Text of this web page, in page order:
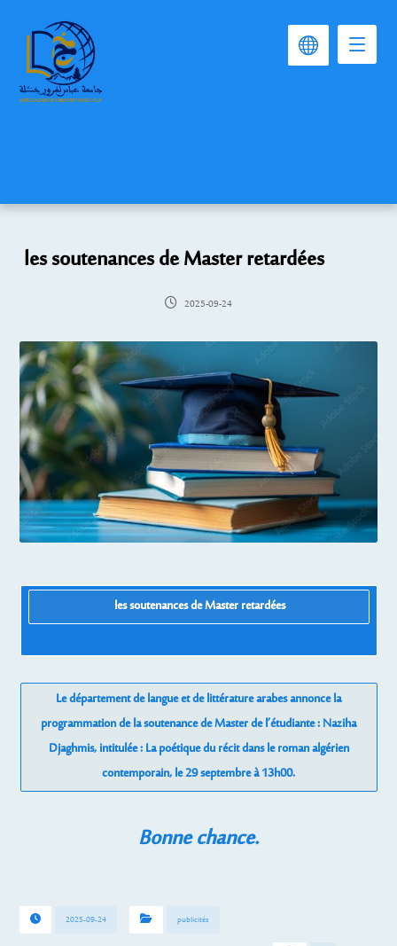
les soutenances de Master retardées
2025-09-24
les soutenances de Master retardées
Le département de langue et de littérature arabes annonce la
programmation de la soutenance de Master de l’étudiante : Naziha
Djaghmis, intitulée : La poétique du récit dans le roman algérien
contemporain, le 29 septembre à 13h00.
Bonne chance.
2025-09-24 publicités